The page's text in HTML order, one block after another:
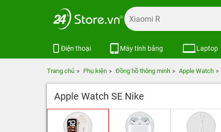
Điện thoại Máy tính bảng Laptop
Trang chủ Phụ kiện Đồng hồ thông minh Apple Watch
Apple Watch SE Nike